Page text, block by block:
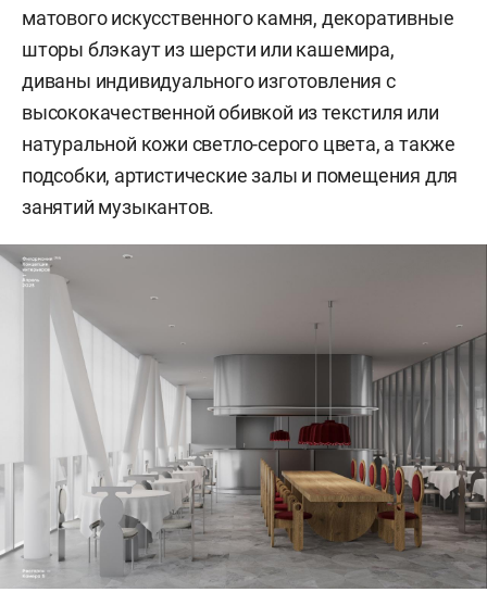
матового искусственного камня, декоративные
шторы блэкаут из шерсти или кашемира,
диваны индивидуального изготовления с
высококачественной обивкой из текстиля или
натуральной кожи светло-серого цвета, а также
подсобки, артистические залы и помещения для
занятий музыкантов.